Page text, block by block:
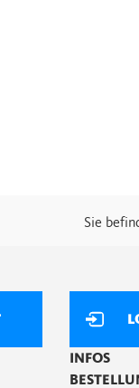
Sie
INFOS